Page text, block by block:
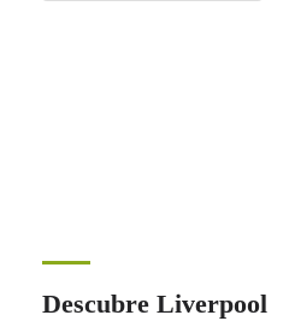
Descubre Liverpool